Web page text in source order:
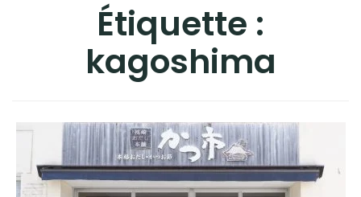
Étiquette :
kagoshima